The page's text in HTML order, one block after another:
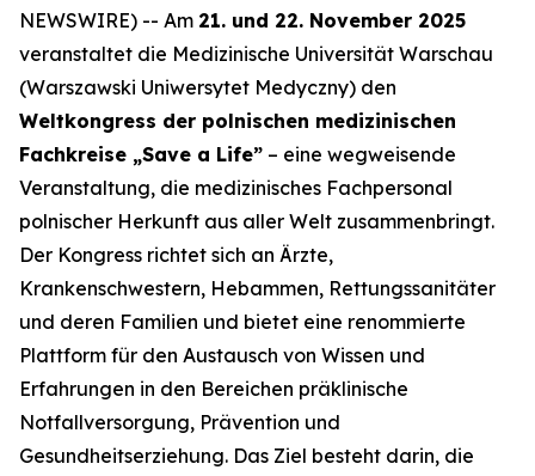
NEWSWIRE) -- Am 21. und 22. November 2025
veranstaltet die Medizinische Universität Warschau
(Warszawski Uniwersytet Medyczny) den
Weltkongress der polnischen medizinischen
Fachkreise „Save a Life” – eine wegweisende
Veranstaltung, die medizinisches Fachpersonal
polnischer Herkunft aus aller Welt zusammenbringt.
Der Kongress richtet sich an Ärzte,
Krankenschwestern, Hebammen, Rettungssanitäter
und deren Familien und bietet eine renommierte
Plattform für den Austausch von Wissen und
Erfahrungen in den Bereichen präklinische
Notfallversorgung, Prävention und
Gesundheitserziehung. Das Ziel besteht darin, die